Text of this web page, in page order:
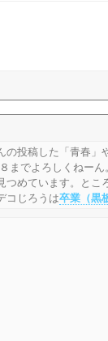
の投稿した「青春」
までよろしくねー
つめています。とこ
コじろうは卒業（黒